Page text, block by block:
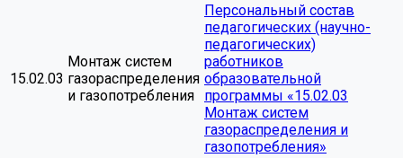
15.02.03
Монтаж систем
газораспределения
и газопотребления
Персональный состав
педагогических (научно-
педагогических)
работников
образовательной
программы «15.02.03
Монтаж систем
газораспределения и
газопотребления»